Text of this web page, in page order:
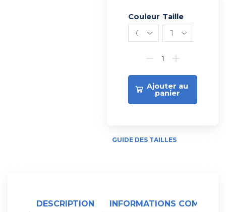
Couleur Taille
Ajouter au
panier
Alternative:
GUIDE DES TAILLES
DESCRIPTION INFORMATIONS